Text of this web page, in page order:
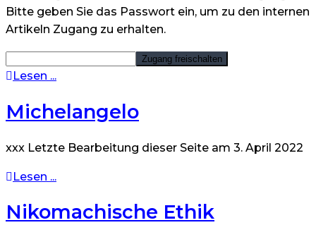
Bitte geben Sie das Passwort ein, um zu den internen
Artikeln Zugang zu erhalten.
Lesen ...
Michelangelo
xxx Letzte Bearbeitung dieser Seite am 3. April 2022
Lesen ...
Nikomachische Ethik